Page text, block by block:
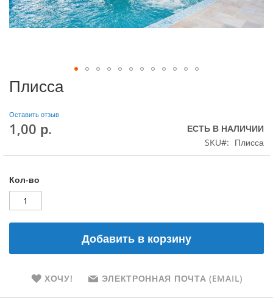
Плисса
Оставить отзыв
1,00 р.
ЕСТЬ В НАЛИЧИИ
SKU
Плисса
Кол-во
Добавить в корзину
ХОЧУ! ЭЛЕКТРОННАЯ ПОЧТА (EMAIL)